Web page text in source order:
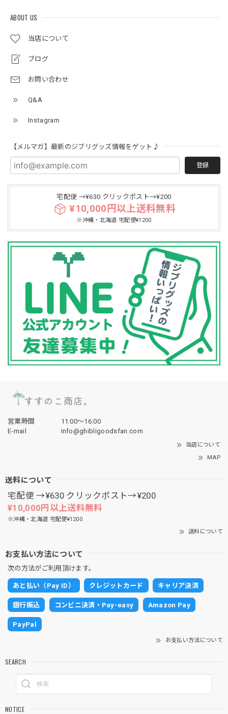
ABOUT US
当店について
ブログ
お問い合わせ
Q&A
Instagram
【メルマガ】最新のジブリグッズ情報をゲット♪
登録
宅配便 →¥630 クリックポスト→¥200
¥10,000円以上送料無料
※沖縄・北海道 宅配便¥1200
営業時間
11:00〜16:00
E-mail
info@ghibligoodsfan.com
当店について
MAP
送料について
宅配便 →¥630 クリックポスト→¥200
¥10,000円以上送料無料
※沖縄・北海道 宅配便¥1200
送料について
お支払い方法について
次の方法がご利用頂けます。
あと払い（Pay ID） クレジットカード キャリア決済
銀行振込 コンビニ決済・Pay-easy Amazon Pay
PayPal
お支払い方法について
SEARCH
NOTICE